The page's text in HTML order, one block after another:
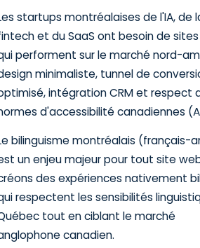
startups montréalaises de l'IA, de
et du SaaS ont besoin de
performent sur le marché nord-
minimaliste, tunnel de
intégration CRM et respect
d'accessibilité canadiennes
bilinguisme montréalais (français-
un enjeu majeur pour tout site
des expériences nativement
respectent les sensibilités
tout en ciblant le marché
canadien.